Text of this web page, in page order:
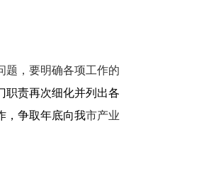
题，要明确各项工作的
职责再次细化并列出各
，争取年底向我市产业